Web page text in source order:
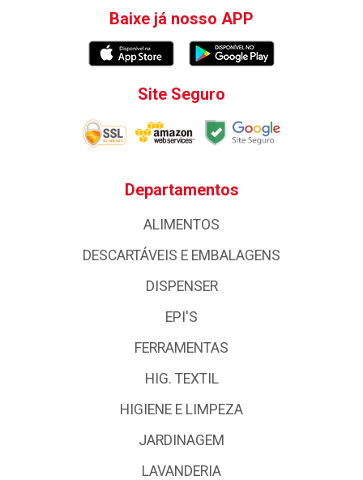
Baixe já nosso APP
Site Seguro
Departamentos
ALIMENTOS
DESCARTÁVEIS E EMBALAGENS
DISPENSER
EPI'S
FERRAMENTAS
HIG. TEXTIL
HIGIENE E LIMPEZA
JARDINAGEM
LAVANDERIA